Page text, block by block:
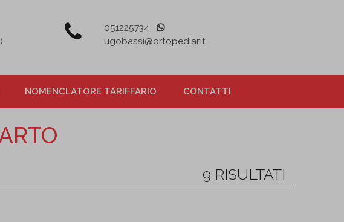
051225734
ugobassi@ortopediar.it
NOMENCLATORE TARIFFARIO CONTATTI
9 RISULTATI